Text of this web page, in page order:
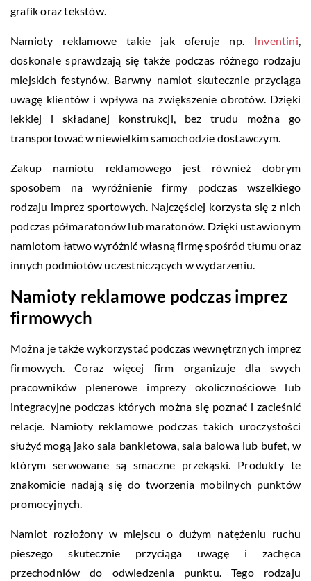
grafik oraz tekstów.
Namioty reklamowe takie jak oferuje np. Inventini
doskonale sprawdzają się także podczas różnego rodzaju
miejskich festynów. Barwny namiot skutecznie przyciąga
uwagę klientów i wpływa na zwiększenie obrotów. Dzięki
lekkiej i składanej konstrukcji, bez trudu można go
transportować w niewielkim samochodzie dostawczym.
Zakup namiotu reklamowego jest również dobrym
sposobem na wyróżnienie firmy podczas wszelkiego
rodzaju imprez sportowych. Najczęściej korzysta się z nich
podczas półmaratonów lub maratonów. Dzięki ustawionym
namiotom łatwo wyróżnić własną firmę spośród tłumu oraz
innych podmiotów uczestniczących w wydarzeniu.
Namioty reklamowe podczas imprez
firmowych
Można je także wykorzystać podczas wewnętrznych imprez
firmowych. Coraz więcej firm organizuje dla swych
pracowników plenerowe imprezy okolicznościowe lub
integracyjne podczas których można się poznać i zacieśnić
relacje. Namioty reklamowe podczas takich uroczystości
służyć mogą jako sala bankietowa, sala balowa lub bufet, w
którym serwowane są smaczne przekąski. Produkty te
znakomicie nadają się do tworzenia mobilnych punktów
promocyjnych.
Namiot rozłożony w miejscu o dużym natężeniu ruchu
pieszego skutecznie przyciąga uwagę i zachęca
przechodniów do odwiedzenia punktu. Tego rodzaju